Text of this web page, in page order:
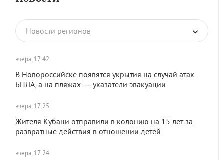
Новости регионов
вчера, 17:42
В Новороссийске появятся укрытия на случай атак
БПЛА, а на пляжах — указатели эвакуации
вчера, 17:25
Жителя Кубани отправили в колонию на 15 лет за
развратные действия в отношении детей
вчера, 17:24